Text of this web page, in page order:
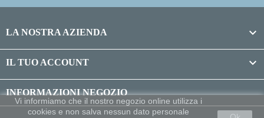
LA NOSTRA AZIENDA 
IL TUO ACCOUNT 
INFORMAZIONI NEGOZIO
Vi informiamo che il nostro negozio online utilizza i
cookies e non salva nessun dato personale